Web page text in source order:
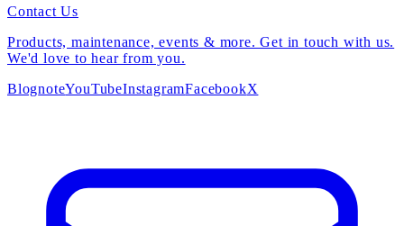
Contact Us
Products, maintenance, events & more. Get in touch with us.
We'd love to hear from you.
BlognoteYouTubeInstagramFacebookX